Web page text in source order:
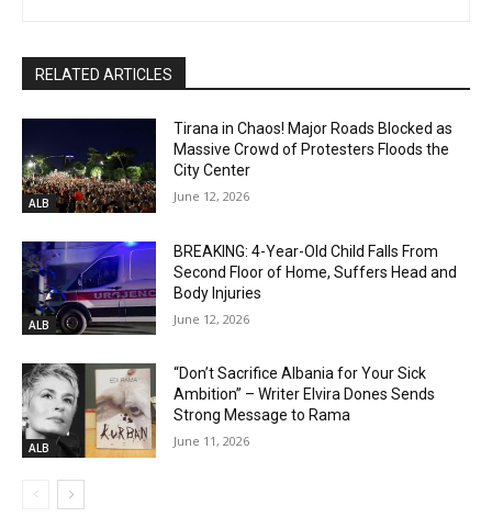
RELATED ARTICLES
ALB
Tirana in Chaos! Major Roads Blocked as
Massive Crowd of Protesters Floods the
City Center
June 12, 2026
ALB
BREAKING: 4-Year-Old Child Falls From
Second Floor of Home, Suffers Head and
Body Injuries
June 12, 2026
ALB
“Don’t Sacrifice Albania for Your Sick
Ambition” – Writer Elvira Dones Sends
Strong Message to Rama
June 11, 2026